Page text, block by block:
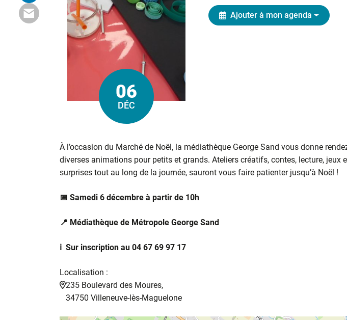
Le
06
DÉC
Ajouter à mon agenda
À l’occasion du Marché de Noël, la médiathèque George Sand vous donne
diverses animations pour petits et grands. Ateliers créatifs, contes, lecture, jeux
surprises tout au long de la journée, sauront vous faire patienter jusqu’à Noël !
📅 Samedi 6 décembre à partir de 10h
📍 Médiathèque de Métropole George Sand
ℹ️ Sur inscription au 04 67 69 97 17
Localisation :
235 Boulevard des Moures,
34750 Villeneuve-lès-Maguelone